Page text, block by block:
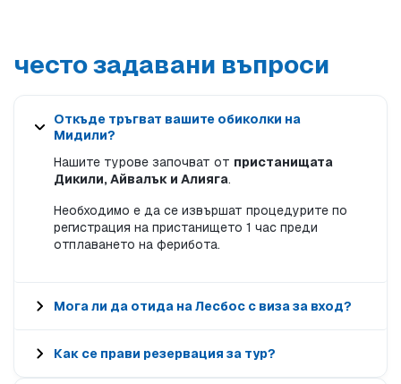
често задавани въпроси
Откъде тръгват вашите обиколки на
Мидили?
Нашите турове започват от пристанищата
Дикили, Айвалък и Алияга.
Необходимо е да се извършат процедурите по
регистрация на пристанището 1 час преди
отплаването на ферибота.
Мога ли да отида на Лесбос с виза за вход?
Как се прави резервация за тур?